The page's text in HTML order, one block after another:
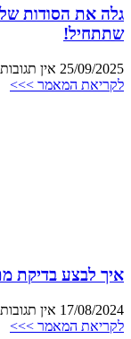
גלה את הסודות
שתתחיל!
25/09/2025 אין תגובות
לקריאת המאמר >>>
איך לבצע בדיקת
17/08/2024 אין תגובות
לקריאת המאמר >>>